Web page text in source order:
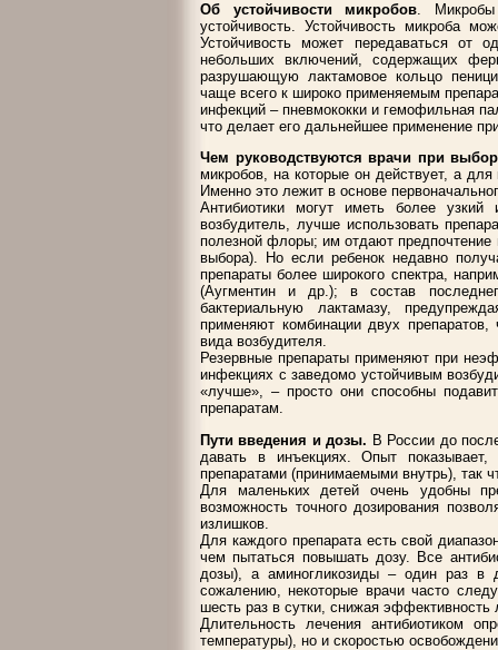
Об устойчивости микробов. Микробы
устойчивость. Устойчивость микроба
Устойчивость может передаваться
небольших включений, содержащих
разрушающую лактамовое кольцо
чаще всего к широко применяемым
инфекций – пневмококки и гемофильная
что делает его дальнейшее применение
Чем руководствуются врачи при
микробов, на которые он действует, а
Именно это лежит в основе
Антибиотики могут иметь более
возбудитель, лучше использовать
полезной флоры; им отдают предпочтение
выбора). Но если ребенок недавно
препараты более широкого спектра,
(Аугментин и др.); в состав
бактериальную лактамазу,
применяют комбинации двух
вида возбудителя.
Резервные препараты применяют при
инфекциях с заведомо устойчивым
«лучше», – просто они способны
препаратам.
Пути введения и дозы. В России до
давать в инъекциях. Опыт
препаратами (принимаемыми внутрь),
Для маленьких детей очень удобны
возможность точного дозирования
излишков.
Для каждого препарата есть свой
чем пытаться повышать дозу. Все
дозы), а аминогликозиды – один раз в
сожалению, некоторые врачи часто
шесть раз в сутки, снижая эффективность
Длительность лечения антибиотиком
температуры), но и скоростью